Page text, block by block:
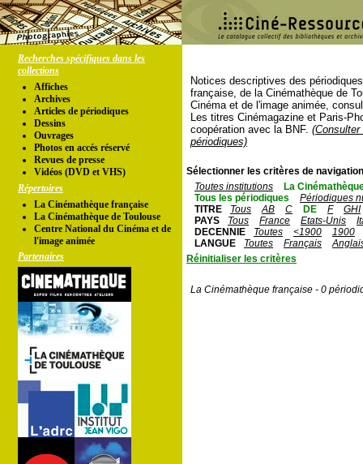
Recherches spécifiques dans les
collections
Affiches
Archives
Articles de périodiques
Dessins
Ouvrages
Photos en accés réservé
Revues de presse
Vidéos (DVD et VHS)
Répertoires
La Cinémathèque française
La Cinémathèque de Toulouse
Centre National du Cinéma et de
l'image animée
Partenaires
Notices descriptives des
française, de la Cinémathèque de
Cinéma et de l'image animée,
Les titres Cinémagazine et Paris-
coopération avec la BNF.
périodiques)
Sélectionner les critères de
Toutes institutions
La
Tous les périodiques
Périodiques
TITRE
Tous AB C DE F
GHI
PAYS
Tous France Etats-Unis
DECENNIE
Toutes <1900
1900
LANGUE
Toutes Français
Réinitialiser les critères
La Cinémathèque française - 0